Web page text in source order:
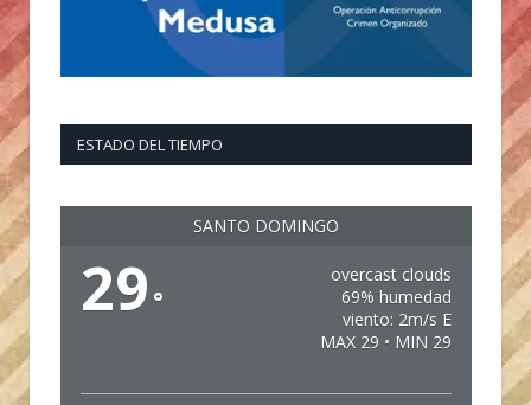
ESTADO DEL TIEMPO
SANTO DOMINGO
29 °
overcast clouds
69% humedad
viento: 2m/s E
MAX 29 • MIN 29